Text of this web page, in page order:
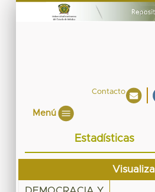
Contacto
Menú
Estadísticas